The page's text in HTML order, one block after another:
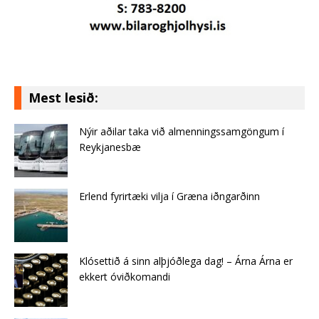
Mest lesið:
Nýir aðilar taka við almenningssamgöngum í
Reykjanesbæ
Erlend fyrirtæki vilja í Græna iðngarðinn
Klósettið á sinn alþjóðlega dag! – Árna Árna er
ekkert óviðkomandi